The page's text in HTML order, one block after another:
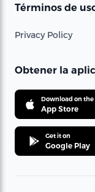
Términos de
Privacy Policy
Obtener la
Download on the
App Store
Get it on
Google Play